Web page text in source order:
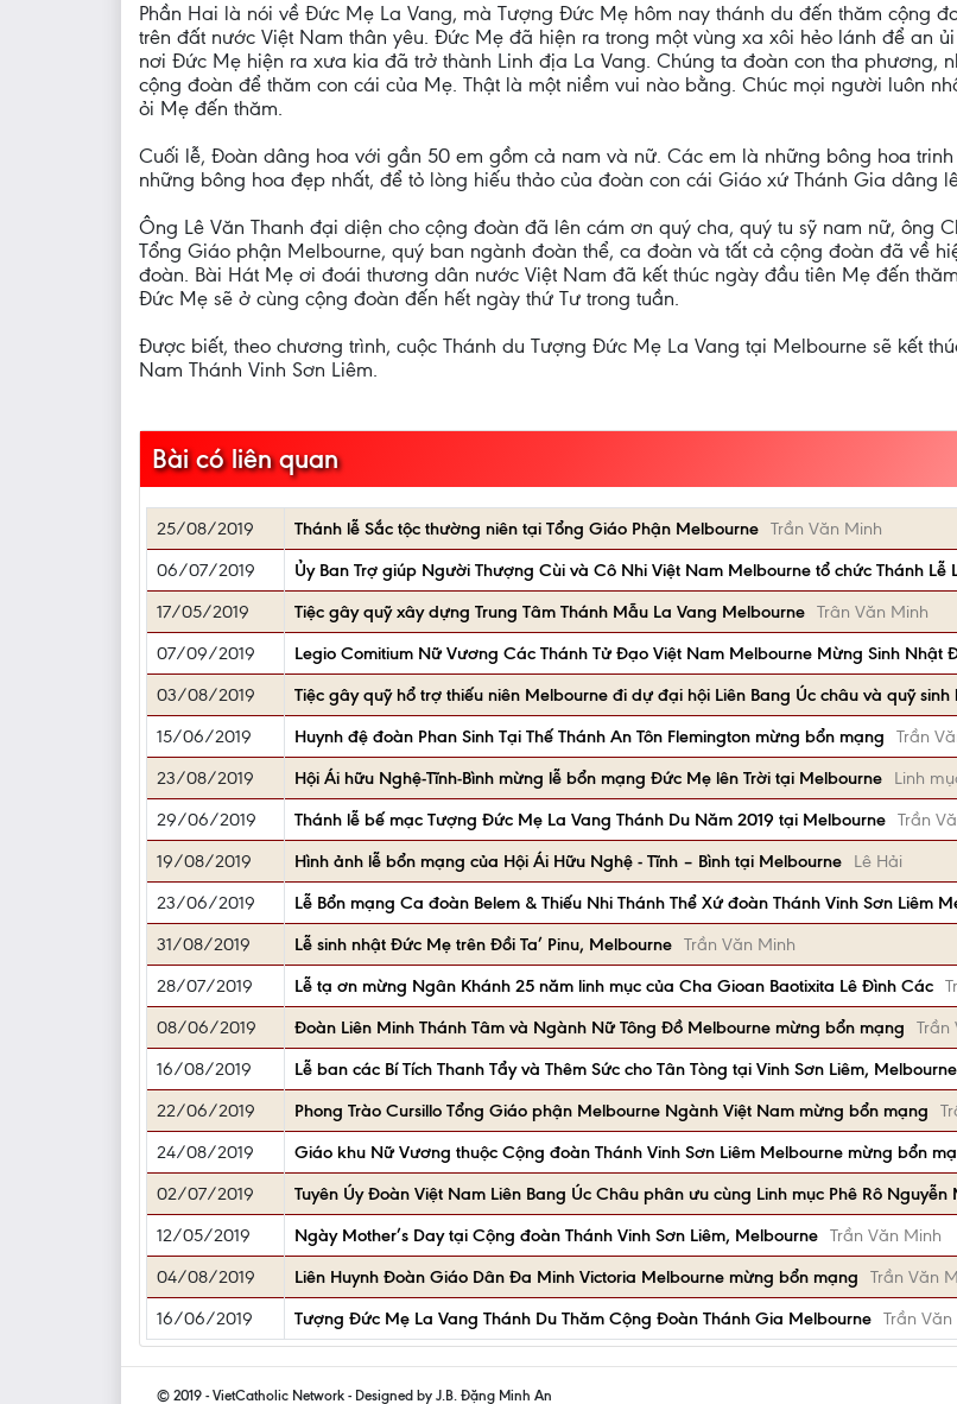
Phần Hai là nói về Đức Mẹ La Vang, mà Tượng Đức Mẹ hôm nay thánh du đến thăm cộng
trên đất nước Việt Nam thân yêu. Đức Mẹ đã hiện ra trong một vùng xa xôi hẻo lánh để an
nơi Đức Mẹ hiện ra xưa kia đã trở thành Linh địa La Vang. Chúng ta đoàn con tha phương,
cộng đoàn để thăm con cái của Mẹ. Thật là một niềm vui nào bằng. Chúc mọi người luôn
ỏi Mẹ đến thăm.
Cuối lễ, Đoàn dâng hoa với gần 50 em gồm cả nam và nữ. Các em là những bông hoa
những bông hoa đẹp nhất, để tỏ lòng hiếu thảo của đoàn con cái Giáo xứ Thánh Gia dâng
Ông Lê Văn Thanh đại diện cho cộng đoàn đã lên cám ơn quý cha, quý tu sỹ nam nữ, ông
Tổng Giáo phận Melbourne, quý ban ngành đoàn thể, ca đoàn và tất cả cộng đoàn đã về
đoàn. Bài Hát Mẹ ơi đoái thương dân nước Việt Nam đã kết thúc ngày đầu tiên Mẹ đến
Đức Mẹ sẽ ở cùng cộng đoàn đến hết ngày thứ Tư trong tuần.
Được biết, theo chương trình, cuộc Thánh du Tượng Đức Mẹ La Vang tại Melbourne sẽ kết
Nam Thánh Vinh Sơn Liêm.
Bài có liên quan
25/08/2019 Thánh lễ Sắc tộc thường niên tại Tổng Giáo Phận Melbourne Trần Văn Minh
06/07/2019
Ủy Ban Trợ giúp Người Thượng Cùi và Cô Nhi Việt Nam Melbourne tổ chức Thánh Lễ
17/05/2019
Tiệc gây quỹ xây dựng Trung Tâm Thánh Mẫu La Vang Melbourne Trân Văn Minh
07/09/2019
Legio Comitium Nữ Vương Các Thánh Tử Đạo Việt Nam Melbourne Mừng Sinh Nhật
03/08/2019
Tiệc gây quỹ hổ trợ thiếu niên Melbourne đi dự đại hội Liên Bang Úc châu và quỹ
15/06/2019
Huynh đệ đoàn Phan Sinh Tại Thế Thánh An Tôn Flemington mừng bổn mạng
Trần
23/08/2019
Hội Ái hữu Nghệ-Tĩnh-Bình mừng lễ bổn mạng Đức Mẹ lên Trời tại Melbourne
Linh
29/06/2019
Thánh lễ bế mạc Tượng Đức Mẹ La Vang Thánh Du Năm 2019 tại Melbourne Trần
19/08/2019
Hình ảnh lễ bổn mạng của Hội Ái Hữu Nghệ - Tĩnh – Bình tại Melbourne
Lê Hải
23/06/2019
Lễ Bổn mạng Ca đoàn Belem & Thiếu Nhi Thánh Thể Xứ đoàn Thánh Vinh Sơn Liêm
31/08/2019
Lễ sinh nhật Đức Mẹ trên Đồi Ta’ Pinu, Melbourne Trần Văn Minh
28/07/2019
Lễ tạ ơn mừng Ngân Khánh 25 năm linh mục của Cha Gioan Baotixita Lê Đình Các
08/06/2019
Đoàn Liên Minh Thánh Tâm và Ngành Nữ Tông Đồ Melbourne mừng bổn mạng
Trần
16/08/2019
Lễ ban các Bí Tích Thanh Tẩy và Thêm Sức cho Tân Tòng tại Vinh Sơn Liêm, Melbourne
22/06/2019
Phong Trào Cursillo Tổng Giáo phận Melbourne Ngành Việt Nam mừng bổn mạng
24/08/2019
Giáo khu Nữ Vương thuộc Cộng đoàn Thánh Vinh Sơn Liêm Melbourne mừng bổn
02/07/2019
Tuyên Úy Đoàn Việt Nam Liên Bang Úc Châu phân ưu cùng Linh mục Phê Rô Nguyễn
12/05/2019
Ngày Mother’s Day tại Cộng đoàn Thánh Vinh Sơn Liêm, Melbourne Trần Văn Minh
04/08/2019
Liên Huynh Đoàn Giáo Dân Đa Minh Victoria Melbourne mừng bổn mạng
Trần Văn
16/06/2019
Tượng Đức Mẹ La Vang Thánh Du Thăm Cộng Đoàn Thánh Gia Melbourne Trần Văn
© 2019 - VietCatholic Network - Designed by J.B. Đặng Minh An